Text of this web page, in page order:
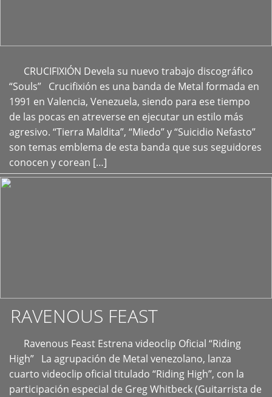
CRUCIFIXIÓN Devela su nuevo trabajo discográfico
“Souls” Crucifixión es una banda de Metal formada en
1991 en Valencia, Venezuela, siendo para ese tiempo
de las pocas en atreverse en ejecutar un estilo más
agresivo. “Tierra Maldita”, “Miedo” y “Suicidio Nefasto”
son temas emblema de esta banda que sus seguidores
conocen y corean […]
+
RAVENOUS FEAST
Ravenous Feast Estrena videoclip Oficial “Riding
High” La agrupación de Metal venezolano, lanza
cuarto videoclip oficial titulado “Riding High”, con la
participación especial de Greg Whitbeck (Guitarrista de